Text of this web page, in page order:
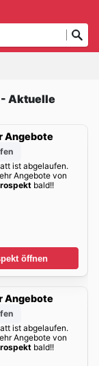
Aktuelle
Angebote
ist abgelaufen.
Angebote von
bald!!
öffnen
Angebote
ist abgelaufen.
Angebote von
bald!!